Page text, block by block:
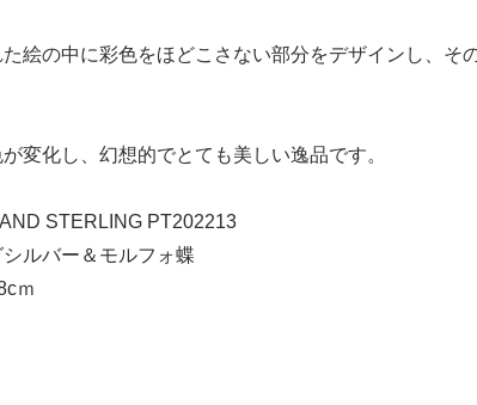
た絵の中に彩色をほどこさない部分をデザインし、
変化し、幻想的でとても美しい逸品です。
STERLING PT202213
ルバー＆モルフォ蝶
ｍ